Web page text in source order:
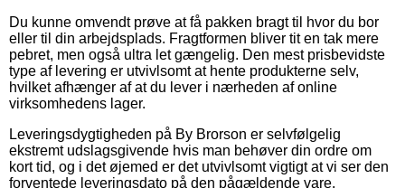
Du kunne omvendt prøve at få pakken bragt til hvor du bor
eller til din arbejdsplads. Fragtformen bliver tit en tak mere
pebret, men også ultra let gængelig. Den mest prisbevidste
type af levering er utvivlsomt at hente produkterne selv,
hvilket afhænger af at du lever i nærheden af online
virksomhedens lager.
Leveringsdygtigheden på By Brorson er selvfølgelig
ekstremt udslagsgivende hvis man behøver din ordre om
kort tid, og i det øjemed er det utvivlsomt vigtigt at vi ser den
forventede leveringsdato på den pågældende vare.